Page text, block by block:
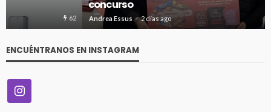
Andrea Essus 2 días ago
ENCUÉNTRANOS EN INSTAGRAM